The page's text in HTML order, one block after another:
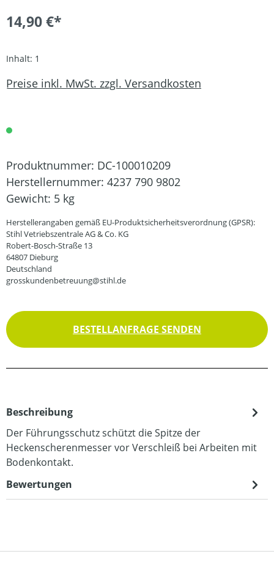
14,90 €*
Inhalt: 1
Preise inkl. MwSt. zzgl. Versandkosten
Produktnummer: DC-100010209
Herstellernummer: 4237 790 9802
Gewicht: 5 kg
Herstellerangaben gemäß EU-Produktsicherheitsverordnung (GPSR):
Stihl Vetriebszentrale AG & Co. KG
Robert-Bosch-Straße 13
64807 Dieburg
Deutschland
grosskundenbetreuung@stihl.de
BESTELLANFRAGE SENDEN
Beschreibung
Der Führungsschutz schützt die Spitze der
Heckenscherenmesser vor Verschleiß bei Arbeiten mit
Bodenkontakt.
Bewertungen